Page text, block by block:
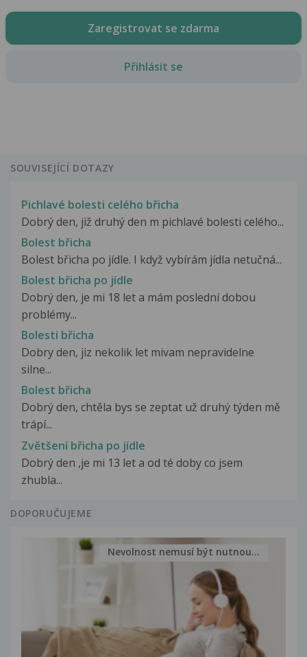
Zaregistrovat se zdarma
Přihlásit se
SOUVISEJÍCÍ DOTAZY
Pichlavé bolesti celého břicha
Dobrý den, již druhý den m pichlavé bolesti celého...
Bolest břicha
Bolest břicha po jídle. I když vybírám jídla netučná...
Bolest břicha po jídle
Dobrý den, je mi 18 let a mám poslední dobou
problémy...
Bolesti břicha
Dobry den, jiz nekolik let mivam nepravidelne
silne...
Bolest břicha
Dobrý den, chtěla bys se zeptat už druhý týden mě
trápí...
Zvětšení břicha po jídle
Dobrý den ,je mi 13 let a od té doby co jsem
zhubla...
DOPORUČUJEME
Nevolnost nemusí být nutnou...